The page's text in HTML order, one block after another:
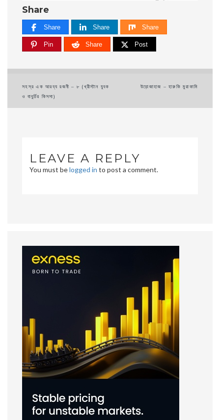
Share
Share Share Share
Pin Share Post
Post
navigation
সহস্র এক আরব্য রজনী – ৮ (খ্রীস্টান যুবক
ও বাবুর্চির কিসসা)
উড়োজাহাজ – হারুকি মুরাকামি
LEAVE A REPLY
You must belogged in to post a comment.